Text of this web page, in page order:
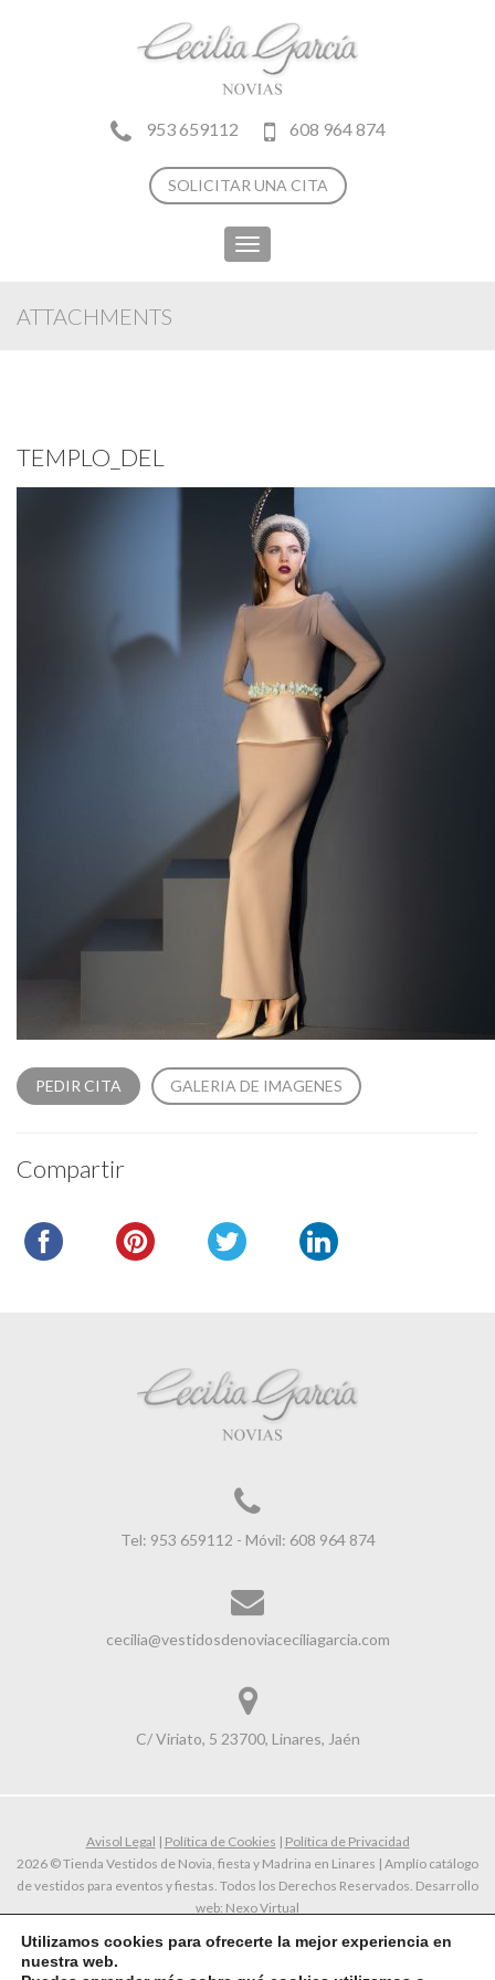
953 659112 608 964 874
SOLICITAR UNA CITA
Toggle
navigation
ATTACHMENTS
TEMPLO_DEL
PEDIR CITA GALERIA DE IMAGENES
Compartir
Tel: 953 659112 - Móvil: 608 964 874
cecilia@vestidosdenoviaceciliagarcia.com
C/ Viriato, 5 23700, Linares, Jaén
Avisol Legal | Política de Cookies | Política de Privacidad
2026 © Tienda Vestidos de Novia, fiesta y Madrina en Linares | Amplío catálogo
de vestidos para eventos y fiestas. Todos los Derechos Reservados. Desarrollo
web: Nexo Virtual
Utilizamos cookies para ofrecerte la mejor experiencia en
nuestra web.